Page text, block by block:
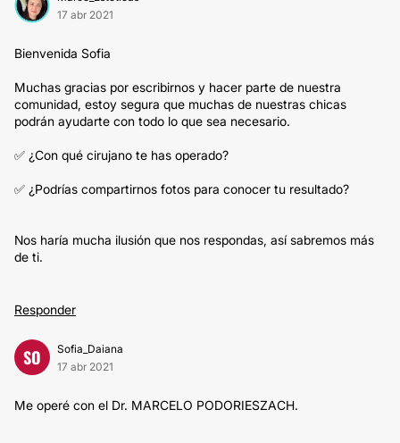
17 abr 2021
Bienvenida Sofia
Muchas gracias por escribirnos y hacer parte de nuestra
comunidad, estoy segura que muchas de nuestras chicas
podrán ayudarte con todo lo que sea necesario.
✅ ¿Con qué cirujano te has operado?
✅ ¿Podrías compartirnos fotos para conocer tu resultado?
Nos haría mucha ilusión que nos respondas, así sabremos más
de ti.
Responder
SO
Sofia_Daiana
17 abr 2021
Me operé con el Dr. MARCELO PODORIESZACH.